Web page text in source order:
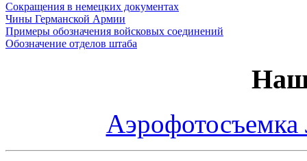
Сокращения в немецких документах
Чины Германской Армии
Примеры обозначения войсковых соединений
Обозначение отделов штаба